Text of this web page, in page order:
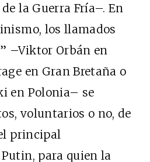
la Guerra Fría–. En
los llamados
–Viktor Orbán en
en Gran Bretaña o
en Polonia– se
voluntarios o no, de
principal
para quien la